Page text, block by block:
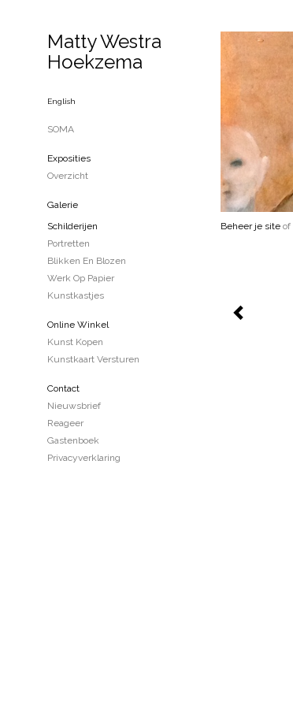
Beheer je site of
Matty Westra
Hoekzema
English
SOMA
Exposities
Overzicht
Galerie
Schilderijen
Portretten
Blikken En Blozen
Werk Op Papier
Kunstkastjes
Online Winkel
Kunst Kopen
Kunstkaart Versturen
Contact
Nieuwsbrief
Reageer
Gastenboek
Privacyverklaring